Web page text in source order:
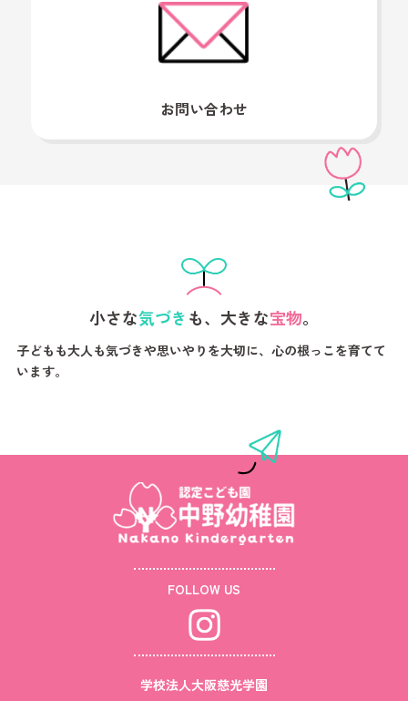
お問い合わせ
小さな気づきも、大きな宝物。
子どもも大人も気づきや思いやりを大切に、心の根っこを育てて
います。
FOLLOW US
学校法人大阪慈光学園